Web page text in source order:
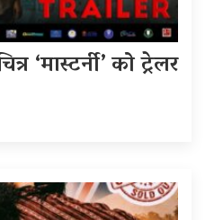
‘मास्टर्नी’ को ट्रेलर